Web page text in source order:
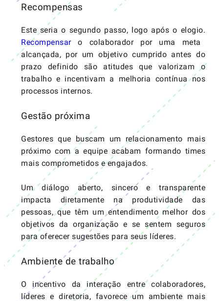
Recompensas
Este seria o segundo passo, logo após o elogio.
Recompensaro colaborador por uma meta
alcançada, por um objetivo cumprido antes do
prazo definido são atitudes que valorizam o
trabalho e incentivam a melhoria contínua nos
processos internos.
Gestão próxima
Gestores que buscam um relacionamento mais
próximo com a equipe acabam formando times
mais comprometidos e engajados.
Um diálogo aberto, sincero e transparente
impacta diretamente na produtividade das
pessoas, que têm um entendimento melhor dos
objetivos da organização e se sentem seguros
para oferecer sugestões para seus líderes.
Ambiente de trabalho
O incentivo da interação entre colaboradores,
líderes e diretoria, favorece um ambiente mais